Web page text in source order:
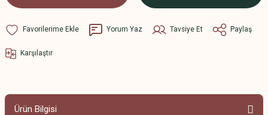
Yorum Yaz Tavsiye Et Paylaş
Karşılaştır
Ürün Bilgisi